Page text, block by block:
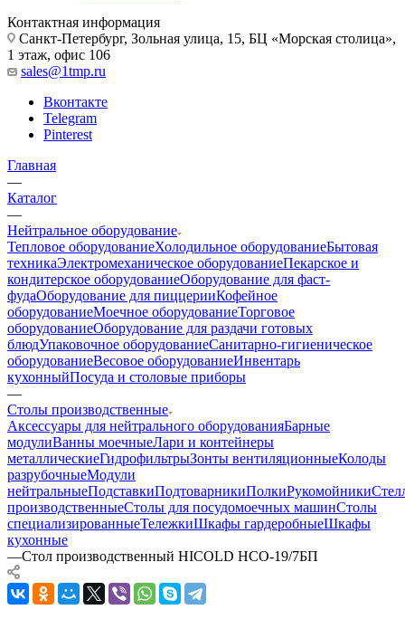
Контактная информация
Санкт-Петербург, Зольная улица, 15, БЦ «Морская столица»,
1 этаж, офис 106
sales@1tmp.ru
Вконтакте
Telegram
Pinterest
Главная
—
Каталог
—
Нейтральное оборудование
Тепловое оборудованиеХолодильное оборудованиеБытовая
техникаЭлектромеханическое оборудованиеПекарское и
кондитерское оборудованиеОборудование для фаст-
фудаОборудование для пиццерииКофейное
оборудованиеМоечное оборудованиеТорговое
оборудованиеОборудование для раздачи готовых
блюдУпаковочное оборудованиеСанитарно-гигиеническое
оборудованиеВесовое оборудованиеИнвентарь
кухонныйПосуда и столовые приборы
—
Столы производственные
Аксессуары для нейтрального оборудованияБарные
модулиВанны моечныеЛари и контейнеры
металлическиеГидрофильтрыЗонты вентиляционныеКолоды
разрубочныеМодули
нейтральныеПодставкиПодтоварникиПолкиРукомойники
производственныеСтолы для посудомоечных машинСтолы
специализированныеТележкиШкафы гардеробныеШкафы
кухонные
—Стол производственный HICOLD НСО-19/7БП